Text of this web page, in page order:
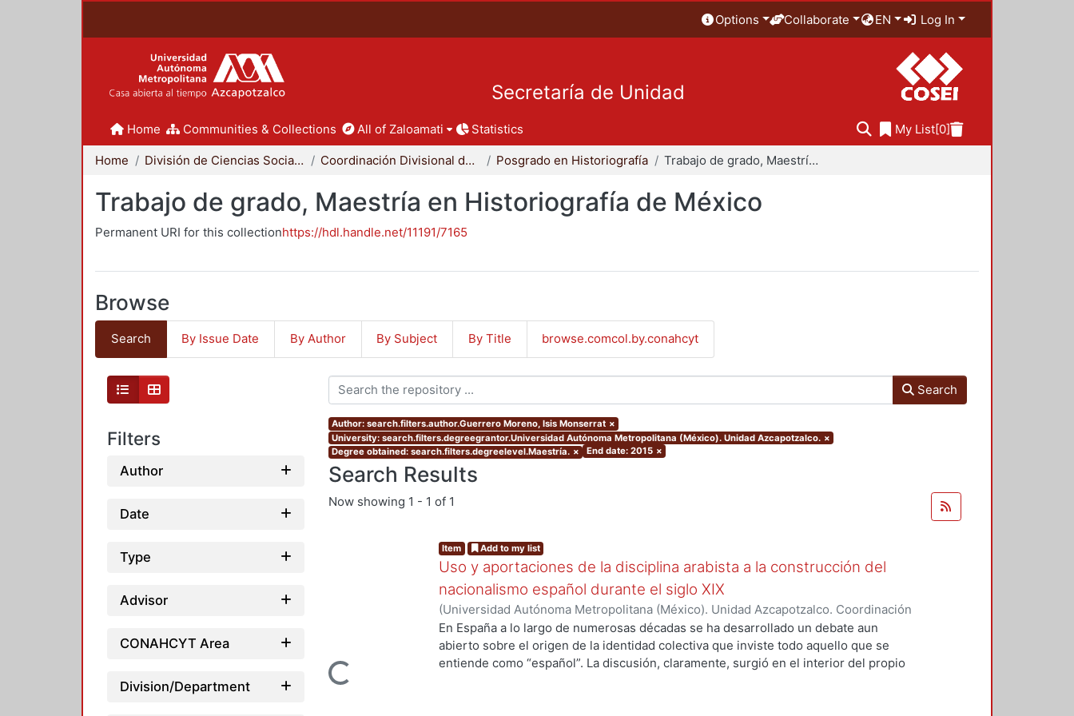
Options Collaborate EN Log In
Secretaría de Unidad
Home Communities & Collections All of Zaloamati Statistics My List[0]
Home División de Ciencias Sociales y Humanidades Coordinación Divisional de Posgrado Posgrado en Historiografía Trabajo de grado, Maestría en Historiografía de México
Trabajo de grado, Maestría en Historiografía de México
Permanent URI for this collectionhttps://hdl.handle.net/11191/7165
Browse
Search By Issue Date By Author By Subject By Title browse.comcol.by.conahcyt
Filters
Author
Date
Type
Advisor
CONAHCYT Area
Division/Department
Search
Author: search.filters.author.Guerrero Moreno, Isis Monserrat ×
University: search.filters.degreegrantor.Universidad Autónoma Metropolitana (México). Unidad Azcapotzalco. ×
Degree obtained: search.filters.degreelevel.Maestría. × End date: 2015 ×
Search Results
Now showing 1 - 1 of 1
Loading...
Item Add to my list
Uso y aportaciones de la disciplina arabista a la construcción del
nacionalismo español durante el siglo XIX
(Universidad Autónoma Metropolitana (México). Unidad Azcapotzalco. Coordinación
de Servicios de Información.,2015-09)Guerrero Moreno, Isis Monserrat
En España a lo largo de numerosas décadas se ha desarrollado un debate aun
abierto sobre el origen de la identidad colectiva que inviste todo aquello que se
entiende como “español”. La discusión, claramente, surgió en el interior del propio